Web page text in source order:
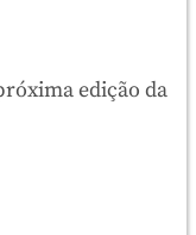
edição da